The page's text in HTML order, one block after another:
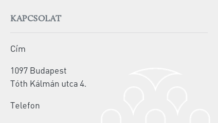
KAPCSOLAT
Cím
1097 Budapest
Tóth Kálmán utca 4.
Telefon